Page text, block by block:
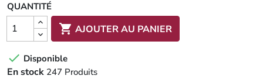
QUANTITÉ
 AJOUTER AU PANIER
 Disponible
En stock 247 Produits